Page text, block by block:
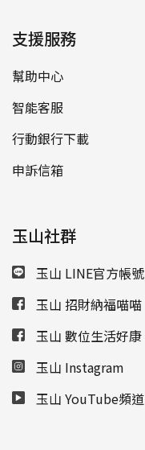
支援服務
幫助中心
智能客服
行動銀行下載
申訴信箱
玉山社群
玉山 LINE官方帳號
玉山 招財納福喵喵
玉山 數位生活好康
玉山 Instagram
玉山 YouTube頻道